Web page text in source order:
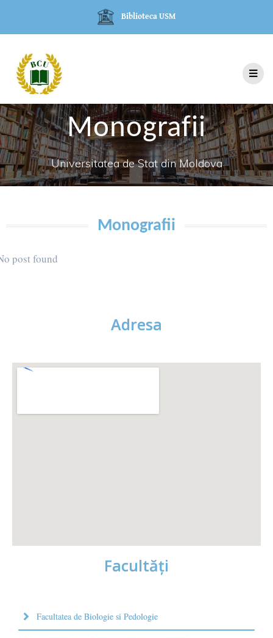
Biblioteca USM
Monografii
Universitatea de Stat din Moldova
Monografii
post found
Adresa
Facultăţi
Facultatea de Biologie si Pedologie